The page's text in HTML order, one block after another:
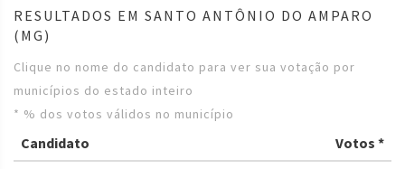
RESULTADOS EM SANTO ANTÔNIO DO AMPARO
(MG)
Clique no nome do candidato para ver sua votação por
municípios do estado inteiro
* % dos votos válidos no município
Candidato Votos *